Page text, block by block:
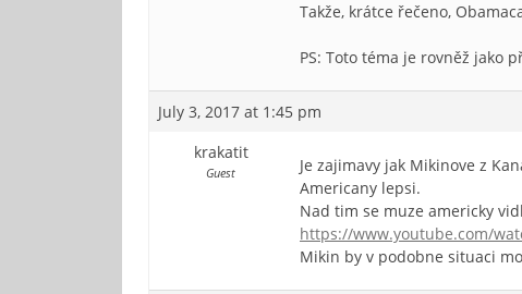
Takže, krátce řečeno,
PS: Toto téma je rovněž jako
July 3, 2017 at 1:45 pm
krakatit
Guest
Je zajimavy jak Mikinove z
Americany lepsi.
Nad tim se muze americky
https://www.youtube.com/
Mikin by v podobne situaci